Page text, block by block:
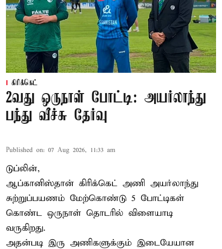
கிரிக்கெட்
2வது ஒருநாள் போட்டி: அயர்லாந்து
பந்து வீச்சு தேர்வு
Published on: 07 Aug 2026, 11:33 am
டுப்லின்,
ஆப்கானிஸ்தான் கிரிக்கெட் அணி அயர்லாந்து
சுற்றுப்பயணம் மேற்கொண்டு 5 போட்டிகள்
கொண்ட ஒருநாள் தொடரில் விளையாடி
வருகிறது.
அதன்படி இரு அணிகளுக்கும் இடையேயான